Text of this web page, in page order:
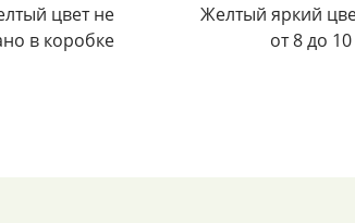
цвет не
в коробке
Желтый яркий
от 8 до